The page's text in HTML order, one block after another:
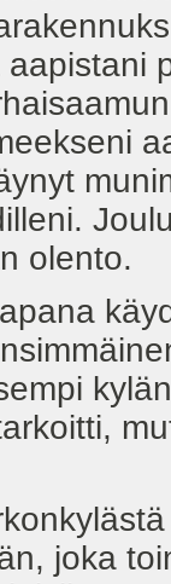
olento.
joka